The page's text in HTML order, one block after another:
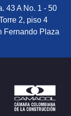
43 A No. 1 - 50
2, piso 4
Fernando Plaza